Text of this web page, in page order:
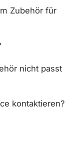
Zubehör für
nicht passt
kontaktieren?